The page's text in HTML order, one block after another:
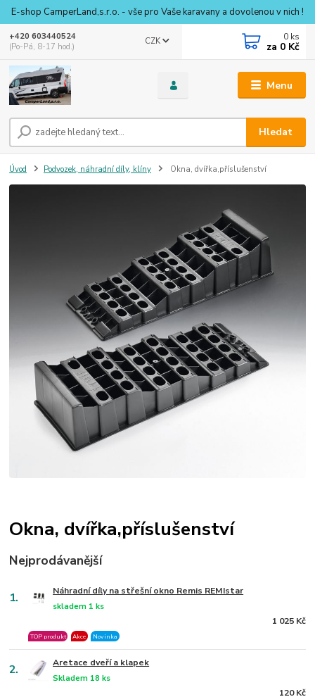
E-shop CamperLand,s.r.o. - vše pro Vaše karavany a dovolenou v nich !
Menu
CZK
Hledat
+420 603440524
(Po-Pá, 8-17 hod.)
0 ks
za 0 Kč
Úvod Podvozek, náhradní díly, klíny Okna, dvířka,příslušenství
Okna, dvířka,příslušenství
Nejprodávanější
1. Náhradní díly na střešní okno Remis REMIstar
skladem 1 ks
TOP produkt Akce Novinka
1 025 Kč
2. Aretace dveří a klapek
Skladem 18 ks
120 Kč